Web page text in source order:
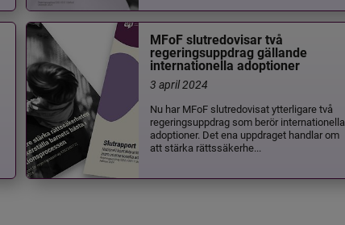
MFoF slutredovisar två
regeringsuppdrag gällande
internationella adoptioner
3 april 2024
Nu har MFoF slutredovisat ytterligare två
regeringsuppdrag som berör internationella
adoptioner. Det ena uppdraget handlar om
att stärka rättssäkerhe...